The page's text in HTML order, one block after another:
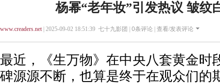
杨幂“老年妆”引发热议 皱纹
www.creaders.net| 2025-09-02 18:51:39 七十九影团 | 0条评论 | 查看/发表评论
最近，《生万物》在中央八套黄金时
碑源源不断，也算是终于在观众们的